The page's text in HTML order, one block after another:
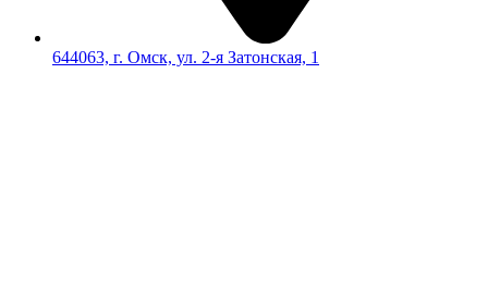
644063, г. Омск, ул. 2-я Затонская, 1